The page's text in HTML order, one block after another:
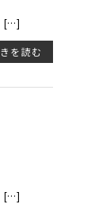
[…]
を読む
[…]